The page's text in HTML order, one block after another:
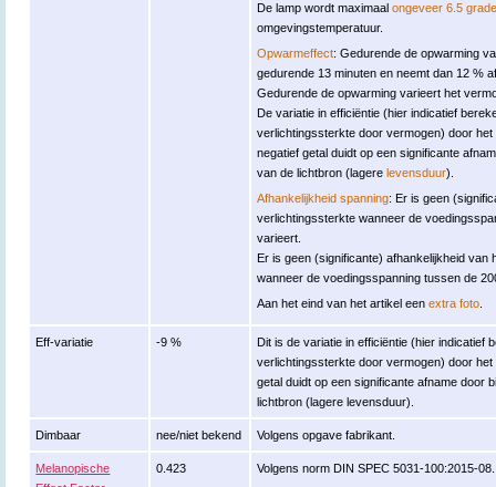
De lamp wordt maximaalongeveer 6.5
omgevingstemperatuur.
Opwarmeffect: Gedurende de opwarming
gedurende 13 minuten en neemt dan 12 %
Gedurende de opwarming varieert het
De variatie in efficiëntie (hier indicatief
verlichtingssterkte door vermogen) door
negatief getal duidt op een significante
van de lichtbron (lagerelevensduur).
Afhankelijkheid spanning: Er is geen
verlichtingssterkte wanneer de
varieert.
Er is geen (significante) afhankelijkheid van
wanneer de voedingsspanning tussen de
Aan het eind van het artikel eenextra foto
Eff-variatie -9 %
Dit is de variatie in efficiëntie (hier indicatief
verlichtingssterkte door vermogen) door
getal duidt op een significante afname door
lichtbron (lagere levensduur).
Dimbaar nee/niet bekend Volgens opgave fabrikant.
Melanopische
0.423 Volgens norm DIN SPEC 5031-100:2015-08.